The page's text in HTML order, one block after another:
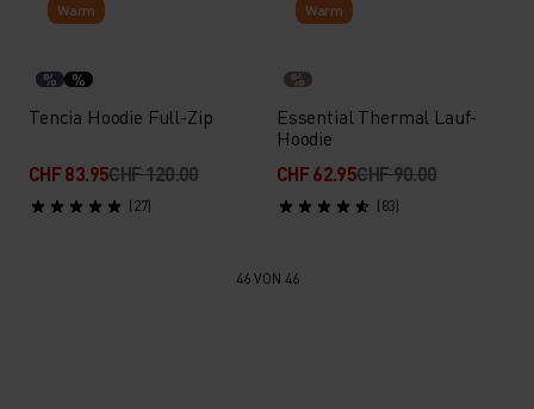
Warm
% %
Tencia Hoodie Full-Zip
CHF 83.95CHF 120.00
(27)
Warm
%
Essential Thermal Lauf-
Hoodie
CHF 62.95CHF 90.00
(83)
46 VON 46